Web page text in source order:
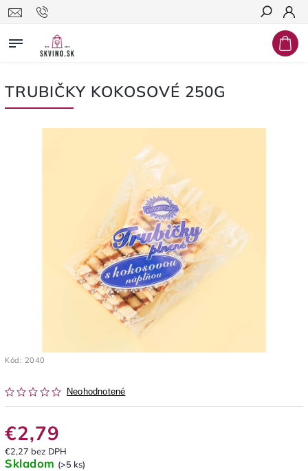
Hľadať
TRUBIČKY KOKOSOVÉ 250G
Kód: 2040
Neohodnotené
€2,79
€2,27 bez DPH
Skladom (>5 ks)